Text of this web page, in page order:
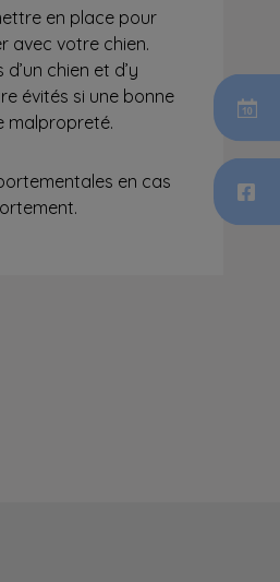
en place pour
avec votre chien.
chien et d’y
évités si une bonne
malpropreté.
en cas